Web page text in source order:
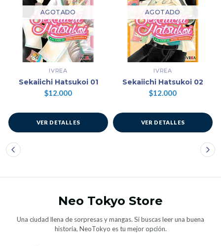
AGOTADO
IVREA
Sekaiichi Hatsukoi 01
$12.000
VER DETALLES
AGOTADO
IVREA
Sekaiichi Hatsukoi 02
$12.000
VER DETALLES
Neo Tokyo Store
Una ciudad llena de sorpresas y mangas. Si buscas leer una buena
historia, NeoTokyo es tu mejor opción.